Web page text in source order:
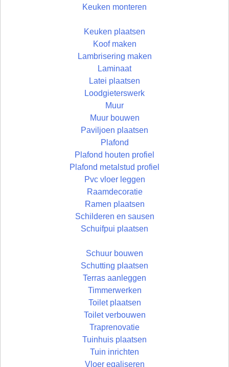
Keuken monteren
Keuken plaatsen
Koof maken
Lambrisering maken
Laminaat
Latei plaatsen
Loodgieterswerk
Muur
Muur bouwen
Paviljoen plaatsen
Plafond
Plafond houten profiel
Plafond metalstud profiel
Pvc vloer leggen
Raamdecoratie
Ramen plaatsen
Schilderen en sausen
Schuifpui plaatsen
Schuur bouwen
Schutting plaatsen
Terras aanleggen
Timmerwerken
Toilet plaatsen
Toilet verbouwen
Traprenovatie
Tuinhuis plaatsen
Tuin inrichten
Vloer egaliseren